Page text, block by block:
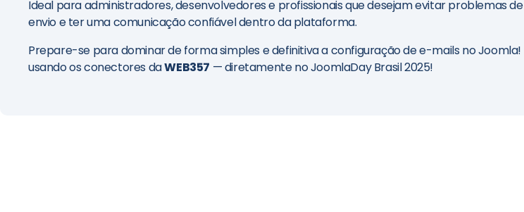
Ideal para administradores, desenvolvedores e profissionais que desejam evitar problemas de
envio e ter uma comunicação confiável dentro da plataforma.
Prepare-se para dominar de forma simples e definitiva a configuração de e-mails no Joomla!
usando os conectores daWEB357 — diretamente no JoomlaDay Brasil 2025!